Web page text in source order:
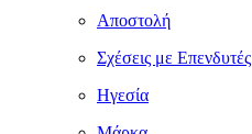
Αποστολή
Σχέσεις με Επενδυτές
Ηγεσία